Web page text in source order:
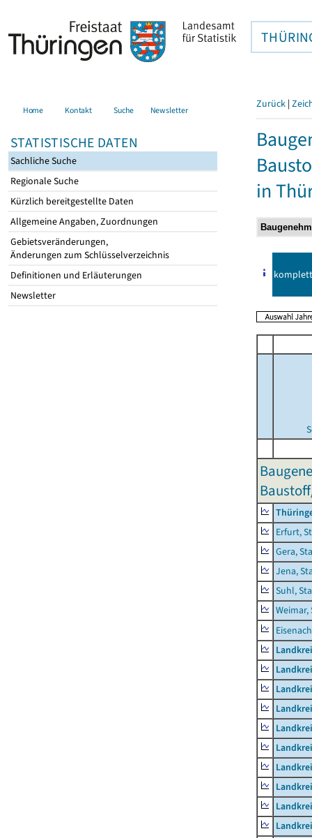
Home Kontakt Suche Newsletter
STATISTISCHE DATEN
Sachliche Suche
Regionale Suche
Kürzlich bereitgestellte Daten
Allgemeine Angaben, Zuordnungen
Gebietsveränderungen,
Änderungen zum Schlüsselverzeichnis
Definitionen und Erläuterungen
Newsletter
Zurück |
in
komplett
Erfurt,
Gera,
Jena,
Suhl,
Weimar,